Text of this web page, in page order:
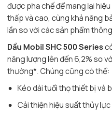
được pha chế để mang lại
thấp và cao, cùng khả năng
lần so với các sản phẩm
Dầu Mobil SHC 500 Series
năng lượng lên đến 6,2% so
thường*. Chúng cũng có thể:
Kéo dài tuổi thọ thiết bị và
Cải thiện hiệu suất thủy lực